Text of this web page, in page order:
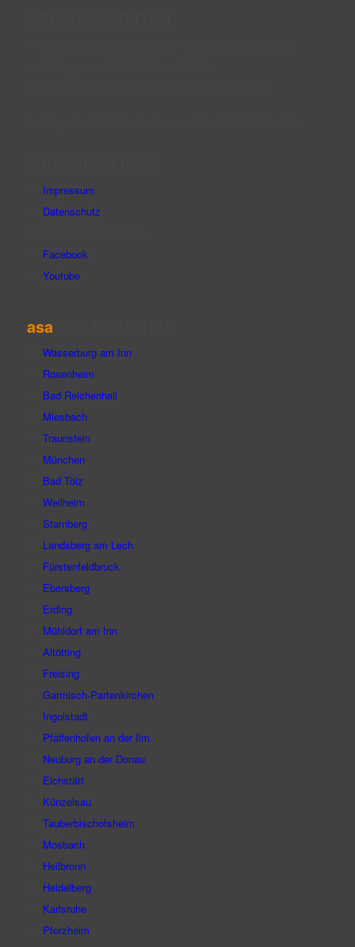
Impressum
Datenschutz
Facebook
Youtube
asacura REGIONAL
Wasserburg am Inn
Rosenheim
Bad Reichenhall
Miesbach
Traunstein
München
Bad Tölz
Weilheim
Starnberg
Landsberg am Lech
Fürstenfeldbruck
Ebersberg
Erding
Mühldorf am Inn
Altötting
Freising
Garmisch-Partenkirchen
Ingolstadt
Pfaffenhofen an der Ilm
Neuburg an der Donau
Eichstätt
Künzelsau
Tauberbischofsheim
Mosbach
Heilbronn
Heidelberg
Karlsruhe
Pforzheim